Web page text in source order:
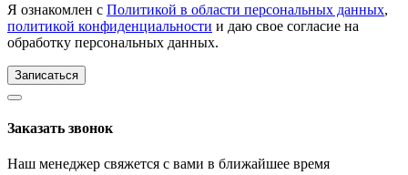
Я ознакомлен с Политикой в области персональных данных,
политикой конфиденциальности и даю свое согласие на
обработку персональных данных.
Записаться
Заказать звонок
Наш менеджер свяжется с вами в ближайшее время